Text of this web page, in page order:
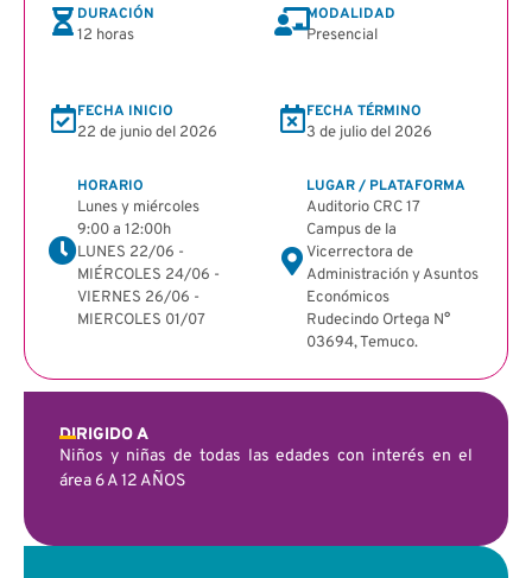
DURACIÓN
12 horas
MODALIDAD
Presencial
FECHA INICIO
22 de junio del 2026
FECHA TÉRMINO
3 de julio del 2026
HORARIO
Lunes y miércoles
9:00 a 12:00h
LUNES 22/06 -
MIÉRCOLES 24/06 -
VIERNES 26/06 -
MIERCOLES 01/07
LUGAR / PLATAFORMA
Auditorio CRC 17
Campus de la
Vicerrectora de
Administración y Asuntos
Económicos
Rudecindo Ortega N°
03694, Temuco.
DIRIGIDO A
Niños y niñas de todas las edades con interés en el
área 6 A 12 AÑOS